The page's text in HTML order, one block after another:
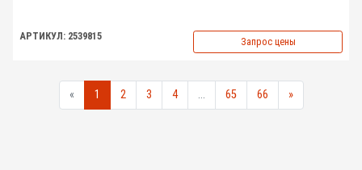
АРТИКУЛ: 2539815 Запрос цены
« 1 2 3 4 ... 65 66 »